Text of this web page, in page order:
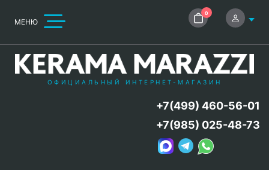
МЕНЮ
0
ОФИЦИАЛЬНЫЙ ИНТЕРНЕТ-МАГАЗИН
+7(499) 460-56-01
+7(985) 025-48-73